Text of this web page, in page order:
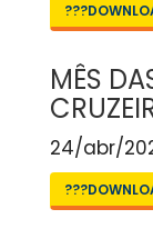
MÊS
24/abr/